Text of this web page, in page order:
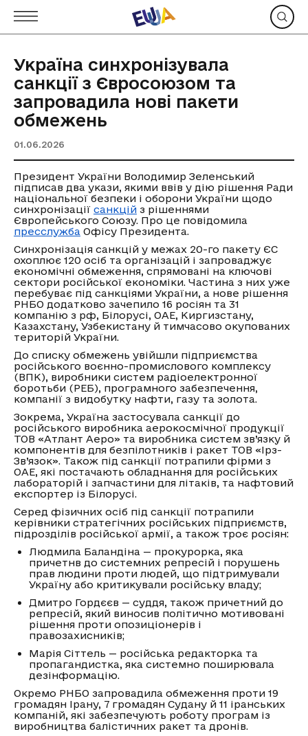
Україна синхронізувала
санкції з Євросоюзом та
запровадила нові пакети
обмежень
01.06.2026
Президент України Володимир Зеленський
підписав два укази, якими ввів у дію рішення Ради
національної безпеки і оборони України щодо
синхронізації санкцій з рішеннями
Європейського Союзу. Про це повідомила
пресслужба Офісу Президента.
Синхронізація санкцій у межах 20-го пакету ЄС
охоплює 120 осіб та організацій і запроваджує
економічні обмеження, спрямовані на ключові
сектори російської економіки. Частина з них уже
перебуває під санкціями України, а нове рішення
РНБО додатково зачепило 16 росіян та 31
компанію з рф, Білорусі, ОАЕ, Киргизстану,
Казахстану, Узбекистану й тимчасово окупованих
територій України.
До списку обмежень увійшли підприємства
російського воєнно-промислового комплексу
(ВПК), виробники систем радіоелектронної
боротьби (РЕБ), програмного забезпечення,
компанії з видобутку нафти, газу та золота.
Зокрема, Україна застосувала санкції до
російського виробника аерокосмічної продукції
ТОВ «Атлант Аеро» та виробника систем зв’язку й
компонентів для безпілотників і ракет ТОВ «Ірз-
Зв’язок». Також під санкції потрапили фірми з
ОАЕ, які постачають обладнання для російських
лабораторій і запчастини для літаків, та нафтовий
експортер із Білорусі.
Серед фізичних осіб під санкції потрапили
керівники стратегічних російських підприємств,
підрозділів російської армії, а також троє росіян:
Людмила Баландіна — прокурорка, яка
причетнв до системних репресій і порушень
прав людини проти людей, що підтримували
Україну або критикували російську владу;
Дмитро Гордєєв — суддя, також причетний до
репресій, який виносив політично мотивовані
рішення проти опозиціонерів і
правозахисників;
Марія Сіттель — російська редакторка та
пропагандистка, яка системно поширювала
дезінформацію.
Окремо РНБО запровадила обмеження проти 19
громадян Ірану, 7 громадян Судану й 11 іранських
компаній, які забезпечують роботу програм із
виробництва балістичних ракет та дронів.